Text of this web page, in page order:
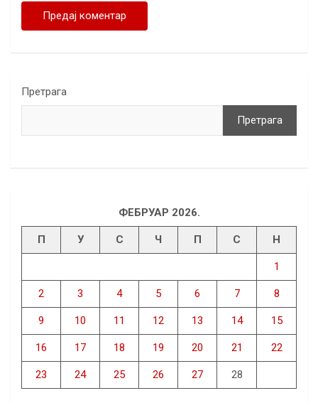
Претрага
Претрага
ФЕБРУАР 2026.
П У С Ч П С Н
1
2 3 4 5 6 7 8
9 10 11 12 13 14 15
16 17 18 19 20 21 22
23 24 25 26 27 28